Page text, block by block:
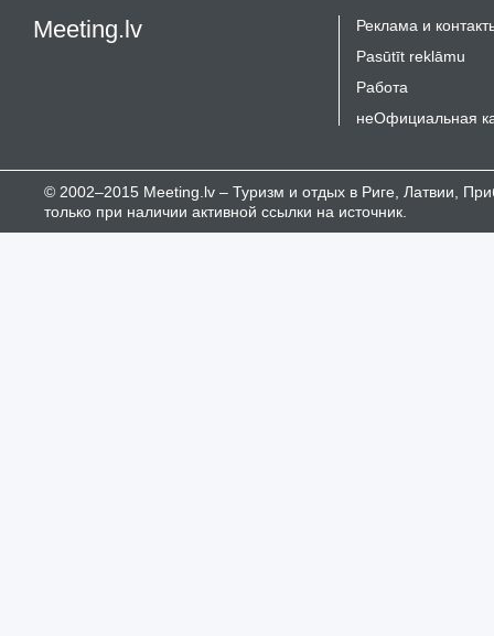
Meeting.lv
Реклама и
Pasūtīt reklāmu
Работа
неОфициальная
© 2002–2015 Meeting.lv – Туризм и отдых в Риге, Латвии,
только при наличии активной ссылки на источник.